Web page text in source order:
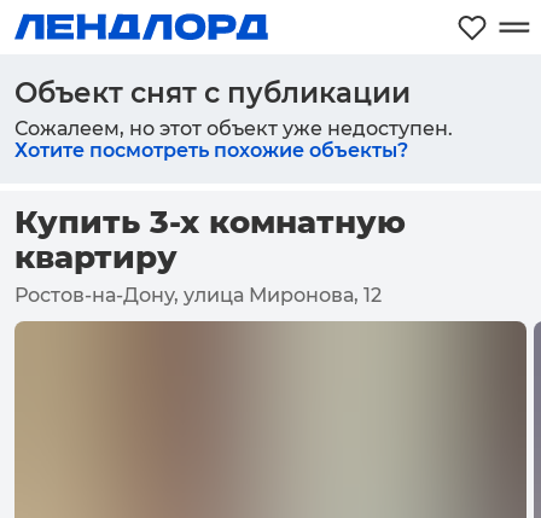
Объект снят с публикации
Сожалеем, но этот объект уже недоступен.
Хотите посмотреть похожие объекты?
Купить 3-х комнатную
квартиру
Ростов-на-Дону, улица Миронова, 12